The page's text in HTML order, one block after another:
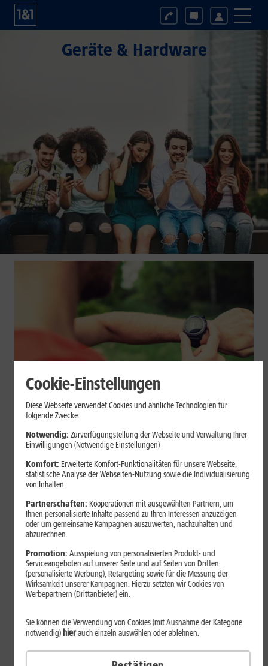
Geräte & Hardware
Geräte & Hardware
Smartwatch beim Sport: So
unterstützt sie Dein Training
Eine Smartwatch macht Belastung, Tempo und Trainingsablauf
sichtbar. Erfahre, wie Du Pulsmessung, Herzfrequenzzonen, GPS,
keine medizinische Beurteilung ersetzen.
Mehr erfahren
Cookie-Einstellungen
Diese Webseite verwendet Cookies und ähnliche Technologien für
folgende Zwecke:
Notwendig: Zurverfügungstellung der Webseite und Verwaltung Ihrer
Einwilligungen (Notwendige Einstellungen)
Komfort: Erweiterte Komfort-Funktionalitäten für unsere Webseite,
statistische Analyse der Webseiten-Nutzung sowie die Individualisierung
von Inhalten
Partnerschaften: Kooperationen mit ausgewählten Partnern, um
Ihnen personalisierte Inhalte passend zu Ihren Interessen anzuzeigen
oder um gemeinsame Kampagnen auszuwerten, nachzuhalten und
abzurechnen.
Promotion: Ausspielung von personalisierten Produkt- und
Serviceangeboten auf unserer Seite und auf Seiten von Dritten
(personalisierte Werbung), Retargeting sowie für die Messung der
Wirksamkeit unserer Kampagnen. Hierzu setzten wir Cookies von
Werbepartnern (Drittanbieter) ein.
Sie können die Verwendung von Cookies (mit Ausnahme der Kategorie
notwendig) hierauch einzeln auswählen oder ablehnen.